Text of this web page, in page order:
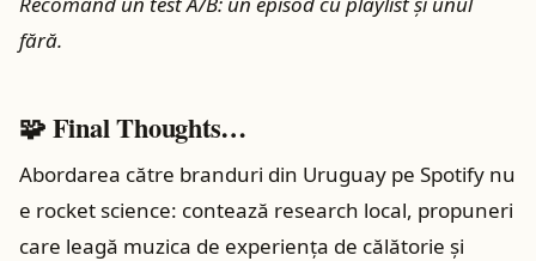
fără.
🧩 Final Thoughts…
Abordarea către branduri din Uruguay pe Spotify nu
e rocket science: contează research local, propuneri
care leagă muzica de experiența de călătorie și